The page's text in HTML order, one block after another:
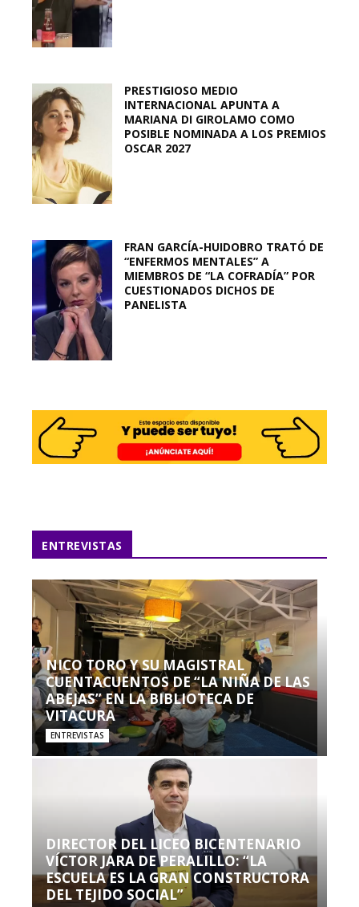
PRESTIGIOSO MEDIO
INTERNACIONAL APUNTA A
MARIANA DI GIROLAMO COMO
POSIBLE NOMINADA A LOS PREMIOS
OSCAR 2027
FRAN GARCÍA-HUIDOBRO TRATÓ DE
“ENFERMOS MENTALES” A
MIEMBROS DE “LA COFRADÍA” POR
CUESTIONADOS DICHOS DE
PANELISTA
ENTREVISTAS
NICO TORO Y SU MAGISTRAL
CUENTACUENTOS DE “LA NIÑA DE LAS
ABEJAS” EN LA BIBLIOTECA DE
VITACURA
ENTREVISTAS
DIRECTOR DEL LICEO BICENTENARIO
VÍCTOR JARA DE PERALILLO: “LA
ESCUELA ES LA GRAN CONSTRUCTORA
DEL TEJIDO SOCIAL”